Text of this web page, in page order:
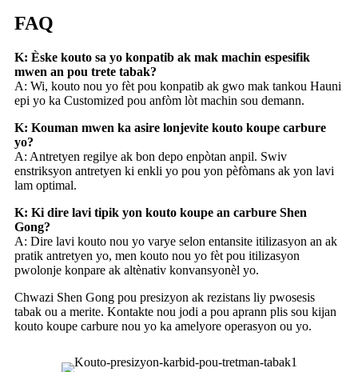
FAQ
K: Èske kouto sa yo konpatib ak mak machin espesifik
mwen an pou trete tabak?
A: Wi, kouto nou yo fèt pou konpatib ak gwo mak tankou Hauni
epi yo ka Customized pou anfòm lòt machin sou demann.
K: Kouman mwen ka asire lonjevite kouto koupe carbure
yo?
A: Antretyen regilye ak bon depo enpòtan anpil. Swiv
enstriksyon antretyen ki enkli yo pou yon pèfòmans ak yon lavi
lam optimal.
K: Ki dire lavi tipik yon kouto koupe an carbure Shen
Gong?
A: Dire lavi kouto nou yo varye selon entansite itilizasyon an ak
pratik antretyen yo, men kouto nou yo fèt pou itilizasyon
pwolonje konpare ak altènativ konvansyonèl yo.
Chwazi Shen Gong pou presizyon ak rezistans liy pwosesis
tabak ou a merite. Kontakte nou jodi a pou aprann plis sou kijan
kouto koupe carbure nou yo ka amelyore operasyon ou yo.